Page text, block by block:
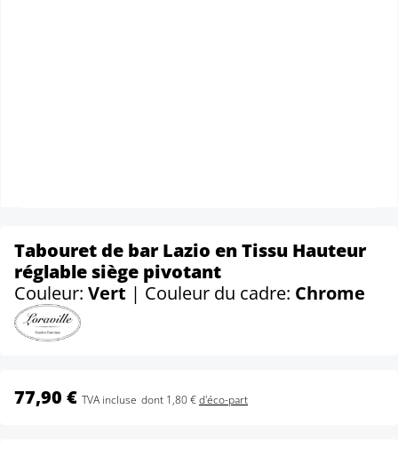
Tabouret de bar Lazio en Tissu Hauteur
réglable siège pivotant
Couleur: Vert | Couleur du cadre: Chrome
77,90 € TVA incluse dont 1,80 €d'éco-part